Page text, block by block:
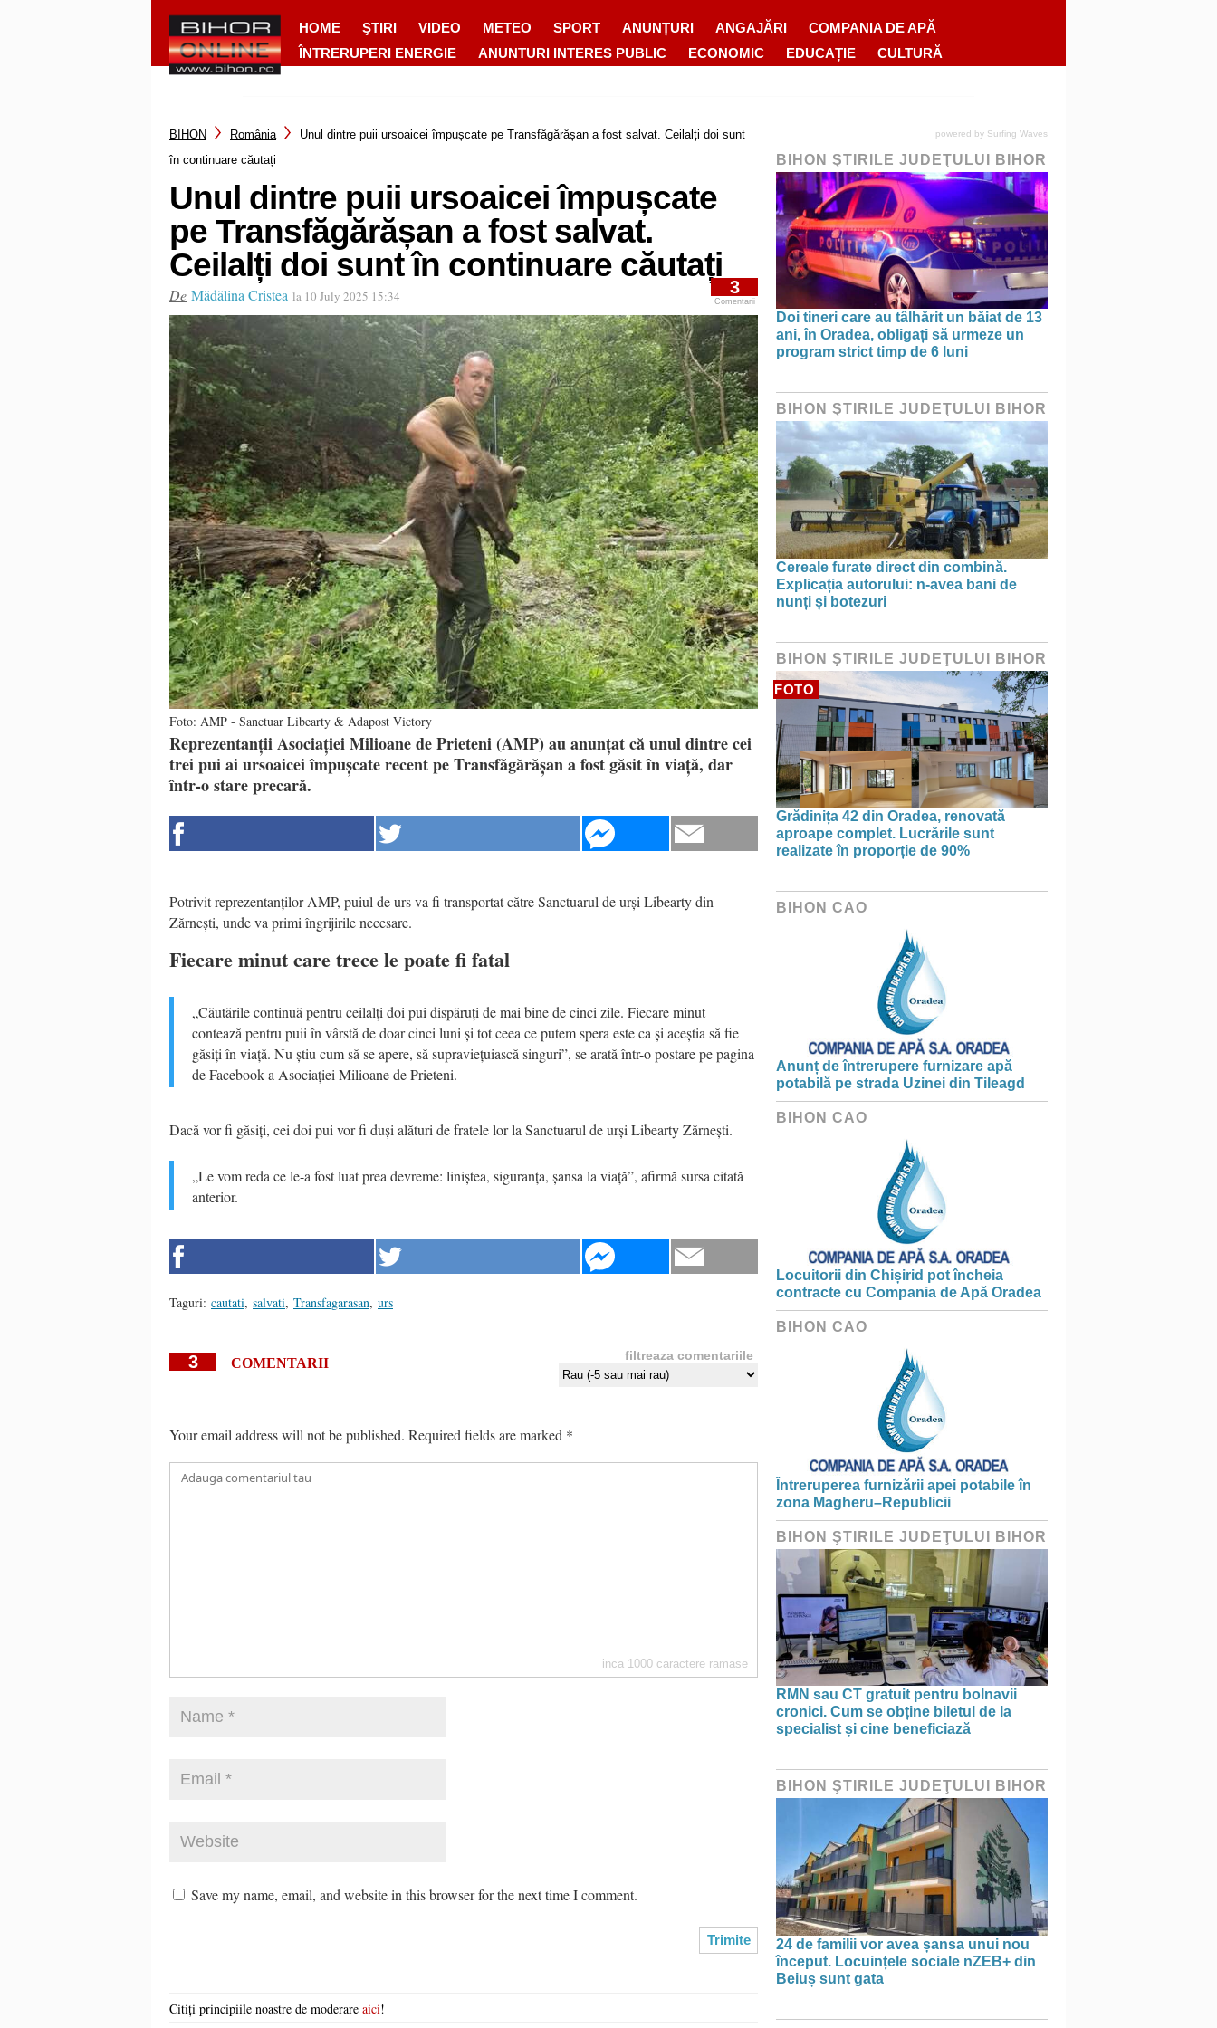
HOME ŞTIRI VIDEO METEO SPORT ANUNȚURI ANGAJĂRI
COMPANIA DE APĂ
ÎNTRERUPERI ENERGIE
ANUNTURI INTERES PUBLIC ECONOMIC EDUCAȚIE CULTURĂ
BIHON România
Unul dintre puii ursoaicei împușcate pe Transfăgărășan a fost salvat. Ceilalți doi sunt
în continuare căutați
Unul dintre puii ursoaicei împușcate
pe Transfăgărășan a fost salvat.
Ceilalți doi sunt în continuare căutați
De Mădălina Cristea la 10 July 2025 15:34 3
Comentarii
Foto: AMP - Sanctuar Libearty & Adapost Victory
Reprezentanții Asociației Milioane de Prieteni (AMP) au anunțat că unul dintre cei
trei pui ai ursoaicei împușcate recent pe Transfăgărășan a fost găsit în viață, dar
într-o stare precară.
Potrivit reprezentanților AMP, puiul de urs va fi transportat către Sanctuarul de urși Libearty din
Zărnești, unde va primi îngrijirile necesare.
Fiecare minut care trece le poate fi fatal
„Căutările continuă pentru ceilalți doi pui dispăruți de mai bine de cinci zile. Fiecare minut
contează pentru puii în vârstă de doar cinci luni și tot ceea ce putem spera este ca și aceștia să fie
găsiți în viață. Nu știu cum să se apere, să supraviețuiască singuri”, se arată într-o postare pe pagina
de Facebook a Asociației Milioane de Prieteni.
Dacă vor fi găsiți, cei doi pui vor fi duși alături de fratele lor la Sanctuarul de urși Libearty Zărnești.
„Le vom reda ce le-a fost luat prea devreme: liniștea, siguranța, șansa la viață”, afirmă sursa citată
anterior.
Taguri: cautati, salvati, Transfagarasan, urs
3 COMENTARII filtreaza comentariile
Your email address will not be published. Required fields are marked *
inca 1000 caractere ramase
Save my name, email, and website in this browser for the next time I comment.
Citiți principiile noastre de moderare aici!
powered by Surfing Waves
BIHON ŞTIRILE JUDEŢULUI BIHOR
Doi tineri care au tâlhărit un băiat de 13
ani, în Oradea, obligați să urmeze un
program strict timp de 6 luni
BIHON ŞTIRILE JUDEŢULUI BIHOR
Cereale furate direct din combină.
Explicația autorului: n-avea bani de
nunți și botezuri
BIHON ŞTIRILE JUDEŢULUI BIHOR
FOTO
Grădinița 42 din Oradea, renovată
aproape complet. Lucrările sunt
realizate în proporție de 90%
BIHON CAO
Anunț de întrerupere furnizare apă
potabilă pe strada Uzinei din Tileagd
BIHON CAO
Locuitorii din Chișirid pot încheia
contracte cu Compania de Apă Oradea
BIHON CAO
Întreruperea furnizării apei potabile în
zona Magheru–Republicii
BIHON ŞTIRILE JUDEŢULUI BIHOR
RMN sau CT gratuit pentru bolnavii
cronici. Cum se obține biletul de la
specialist și cine beneficiază
BIHON ŞTIRILE JUDEŢULUI BIHOR
24 de familii vor avea șansa unui nou
început. Locuințele sociale nZEB+ din
Beiuș sunt gata